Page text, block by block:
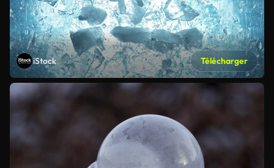
iStock Télécharger